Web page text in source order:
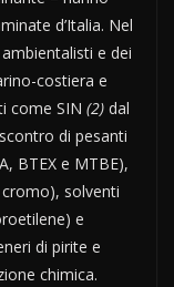
d’Italia. Nel
e dei
costiera e
come SIN (2) dal
di pesanti
BTEX e MTBE),
solventi
e
di pirite e
chimica.